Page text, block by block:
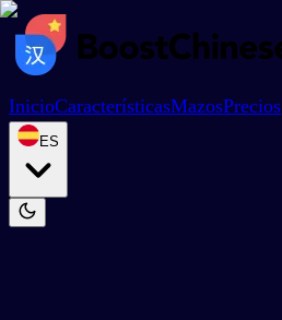
InicioCaracterísticasMazosPrecios
ES